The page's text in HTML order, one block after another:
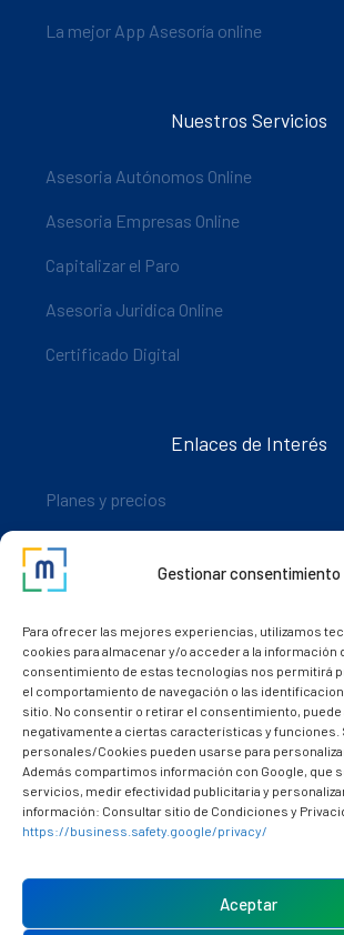
Gestionar consentimiento
Para ofrecer las mejores experiencias, utilizamos
cookies para almacenar y/o acceder a la información
consentimiento de estas tecnologías nos permitirá
el comportamiento de navegación o las
sitio. No consentir o retirar el consentimiento, puede
negativamente a ciertas características y funciones.
personales/Cookies pueden usarse para
Además compartimos información con Google, que
servicios, medir efectividad publicitaria y
información: Consultar sitio de Condiciones y
https://business.safety.google/privacy/
Aceptar
La mejor App Asesoría online
Nuestros Servicios
Asesoria Autónomos Online
Asesoria Empresas Online
Capitalizar el Paro
Asesoria Juridica Online
Certificado Digital
Enlaces de Interés
Planes y precios
Descarga nuestra app
Nuestros clientes
Dudas y consultas
Política de cookies (UE)